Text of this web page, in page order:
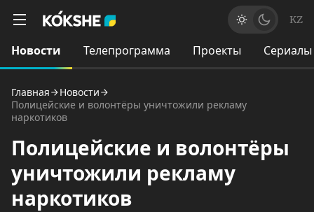
KZ
Новости Телепрограмма Проекты Сериалы
Главная
Новости
Полицейские и волонтёры уничтожили рекламу
наркотиков
Полицейские и волонтёры
уничтожили рекламу
наркотиков